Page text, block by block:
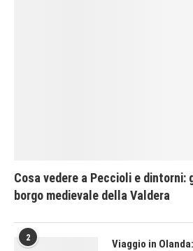
Cosa vedere a Peccioli e
borgo medievale della Valdera
2
Viaggio in